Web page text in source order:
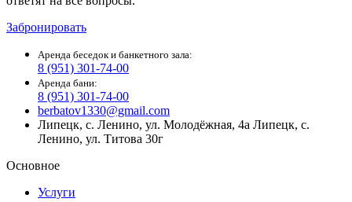
Забронировать
Аренда беседок и банкетного зала:
8 (951) 301-74-00
Аренда бани:
8 (951) 301-74-00
berbatov1330@gmail.com
Липецк, с. Ленино, ул. Молодёжная, 4а Липецк, с.
Ленино, ул. Титова 30г
Основное
Услуги